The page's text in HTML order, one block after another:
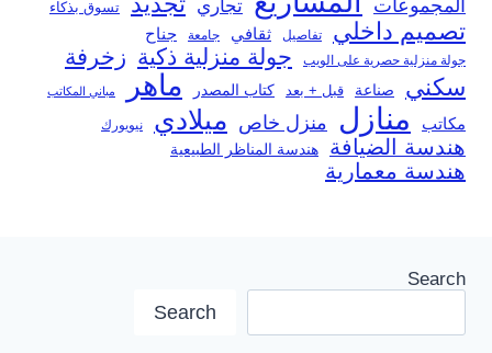
تجاري تسوق بذكاء
تصميم داخلي تفاصيل ثقافي جامعة جناح
جولة منزلية حصرية على الويب جولة منزلية ذكية زخرفة
سكني صناعة قبل + بعد كتاب المصدر ماهر مباني المكاتب
مكاتب منازل منزل خاص ميلادي نيويورك
هندسة الضيافة هندسة المناظر الطبيعية
هندسة معمارية
Search
Search